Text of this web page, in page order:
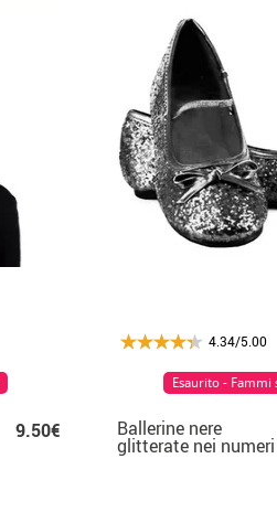
9.50€
4.34/5.00
Ballerine nere
glitterate nei numeri
dal 22 al 41
Esaurito - Fammi